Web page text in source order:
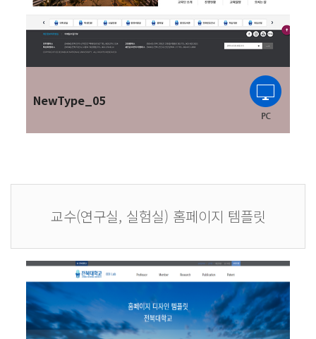
NewType_05
교수(연구실, 실험실) 홈페이지 템플릿